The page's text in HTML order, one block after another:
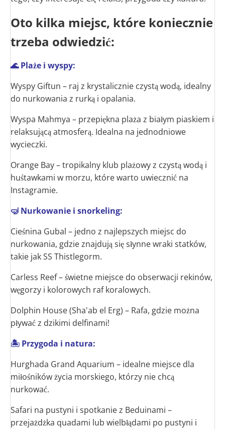
Oto kilka miejsc, które koniecznie
trzeba odwiedzić:
🌊 Plaże i wyspy:
Wyspy Giftun – raj z krystalicznie czystą wodą, idealny
do nurkowania z rurką i opalania.
Wyspa Mahmya – przepiękna plaża z białym piaskiem i
relaksującą atmosferą. Idealna na jednodniowe
wycieczki.
Orange Bay – tropikalny klub plażowy z czystą wodą i
huśtawkami w morzu, które warto uwiecznić na
Instagramie.
🤿 Nurkowanie i snorkeling:
Cieśnina Gubal – jedno z najlepszych miejsc do
nurkowania, gdzie znajdują się słynne wraki statków,
takie jak SS Thistlegorm.
Carless Reef – świetne miejsce do obserwacji rekinów,
węgorzy i kolorowych raf koralowych.
Dolphin House (Sha'ab el Erg) – Rafa, gdzie można
pływać z dzikimi delfinami!
🏝 Przygoda i natura:
Hurghada Grand Aquarium – idealne miejsce dla
miłośników życia morskiego, którzy nie chcą
nurkować.
Safari na pustyni i spotkanie z Beduinami –
przejażdżka quadami lub wielbłądami po pustyni i